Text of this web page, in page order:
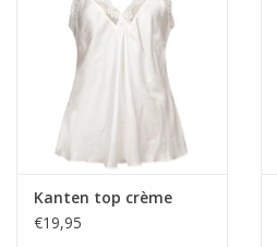
Kanten top crème
€19,95